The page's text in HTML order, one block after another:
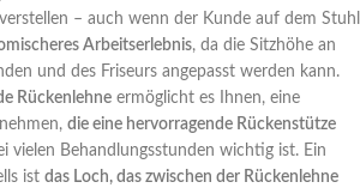
verstellen – auch wenn der Kunde auf dem Stuhl
Arbeitserlebnis, da die Sitzhöhe an
und des Friseurs angepasst werden kann.
Rückenlehne ermöglicht es Ihnen, eine
die eine hervorragende Rückenstütze
vielen Behandlungsstunden wichtig ist. Ein
ist das Loch, das zwischen der Rückenlehne